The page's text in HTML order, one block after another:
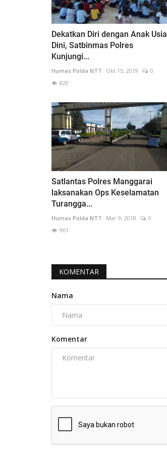
Dekatkan Diri dengan Anak Usia
Dini, Satbinmas Polres
Kunjungi...
Humas Polda NTT Okt 15, 2019
0
820
Satlantas Polres Manggarai
laksanakan Ops Keselamatan
Turangga...
Humas Polda NTT Mar 9, 2018
0
961
KOMENTAR
Nama
Komentar